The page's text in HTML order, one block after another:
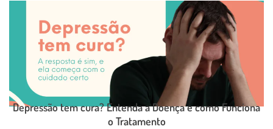
Depressão tem cura? Entenda a Doença e como Funciona
o Tratamento